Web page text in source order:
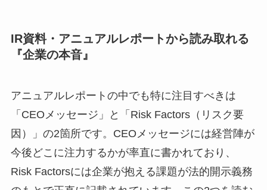
IR資料・アニュアルレポートから読み取れる
『企業の本音』
アニュアルレポートの中でも特に注目すべきは
「CEOメッセージ」と「Risk Factors（リスク要
因）」の2箇所です。CEOメッセージには経営陣が
今後どこに注力するかが率直に書かれており、
Risk Factorsには企業が抱える課題が法的開示義務